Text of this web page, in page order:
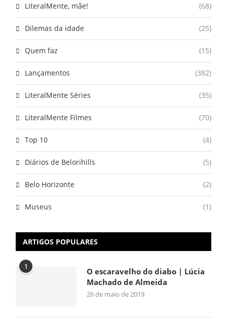
LiteralMente, mãe! (68)
Dilemas da idade (25)
Quem faz (15)
Lançamentos (382)
LiteralMente Séries (35)
LiteralMente Filmes (70)
Top 10 (4)
Diários de Belorihills (5)
Belo Horizonte (2)
Museus (1)
ARTIGOS POPULARES
1
O escaravelho do diabo | Lúcia
Machado de Almeida
26 de maio de 2019